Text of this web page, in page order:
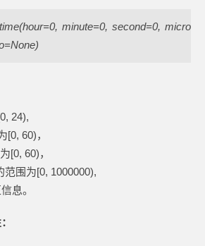
minute=0, second=0, micro
24),
[0, 60)，
[0, 60)，
范围为[0, 1000000),
息。